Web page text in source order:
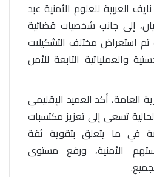
العربية للعلوم الأمنية عبد
إلى جانب شخصيات قضائية
استعراض مختلف التشكيلات
والعملياتية التابعة للأمن
العامة، أكد العميد الإقليمي
تسعى إلى تعزيز مكتسبات
في ما يتعلق بتقوية ثقة
الأمنية، ورفع مستوى